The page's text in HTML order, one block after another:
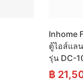
Inhome
ตู้ไอส์แล
รุ่น DC-
฿